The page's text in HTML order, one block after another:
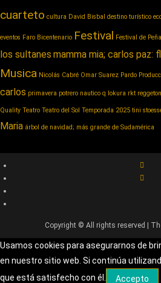
cuarteto cultura David Bisbal destino turístico
eventos Faro Bicentenario Festival Festival de Peña
los sultanes mamma mia; carlos paz:
Musica Nicolás Cabré Omar Suarez Pardo
carlos primavera potrero nautico q lokura rkt
Quality Teatro Teatro del Sol Temporada 2025 tini
Maria árbol de navidad; más grande de Sudamérica
Copyright © All rights reserved |
Usamos cookies para asegurarnos de
en nuestro sitio web. Si continúa
que está satisfecho con él.
Accepto